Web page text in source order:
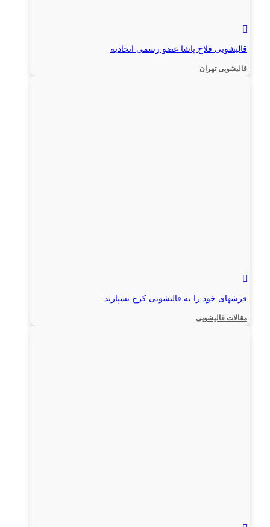
قالیشویی فلاح پاشا عضو رسمی اتحادیه
قالیشویی تهران
فرشهای خود را به قالیشویی کرج بسپارید
مقالات قالیشویی